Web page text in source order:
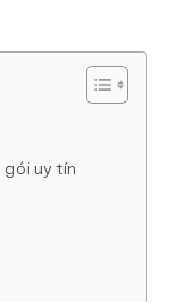
gói uy tín